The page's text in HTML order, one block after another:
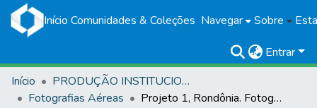
Início Comunidades & Coleções Navegar Sobre
Entrar
Início
PRODUÇÃO INSTITUCIONAL
Fotografias Aéreas
Projeto 1, Rondônia. Fotografia aérea 010: SD.20-X-D-II